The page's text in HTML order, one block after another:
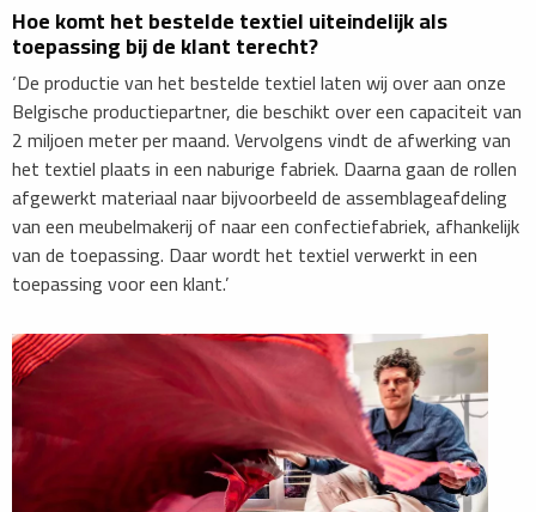
Hoe komt het bestelde textiel uiteindelijk als
toepassing bij de klant terecht?
‘De productie van het bestelde textiel laten wij over aan onze
Belgische productiepartner, die beschikt over een capaciteit van
2 miljoen meter per maand. Vervolgens vindt de afwerking van
het textiel plaats in een naburige fabriek. Daarna gaan de rollen
afgewerkt materiaal naar bijvoorbeeld de assemblageafdeling
van een meubelmakerij of naar een confectiefabriek, afhankelijk
van de toepassing. Daar wordt het textiel verwerkt in een
toepassing voor een klant.’